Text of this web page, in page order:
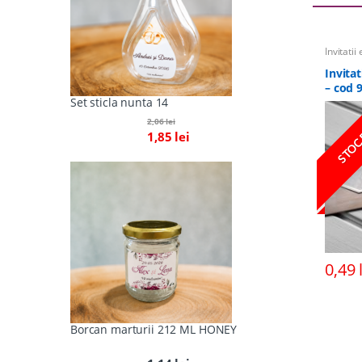
Invitatii
– cod
0,49
Set sticla nunta 14
1,85 lei
2,06lei
Borcan marturii 212 ML HONEY